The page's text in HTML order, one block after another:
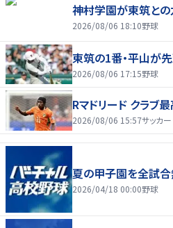
神村学園が東筑と
2026/08/06 18:10野球
東筑の1番・平山が
2026/08/06 17:15野球
Rマドリード クラブ
2026/08/06 15:57サッカー
夏の甲子園を全試合
2026/04/18 00:00野球